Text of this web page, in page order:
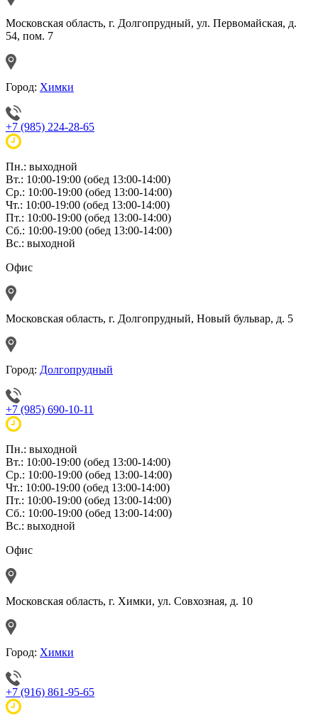
Московская область, г. Долгопрудный, ул. Первомайская, д.
54, пом. 7
Город: Химки
+7 (985) 224-28-65
Пн.: выходной
Вт.: 10:00-19:00 (обед 13:00-14:00)
Ср.: 10:00-19:00 (обед 13:00-14:00)
Чт.: 10:00-19:00 (обед 13:00-14:00)
Пт.: 10:00-19:00 (обед 13:00-14:00)
Сб.: 10:00-19:00 (обед 13:00-14:00)
Вс.: выходной
Офис
Московская область, г. Долгопрудный, Новый бульвар, д. 5
Город: Долгопрудный
+7 (985) 690-10-11
Пн.: выходной
Вт.: 10:00-19:00 (обед 13:00-14:00)
Ср.: 10:00-19:00 (обед 13:00-14:00)
Чт.: 10:00-19:00 (обед 13:00-14:00)
Пт.: 10:00-19:00 (обед 13:00-14:00)
Сб.: 10:00-19:00 (обед 13:00-14:00)
Вс.: выходной
Офис
Московская область, г. Химки, ул. Совхозная, д. 10
Город: Химки
+7 (916) 861-95-65